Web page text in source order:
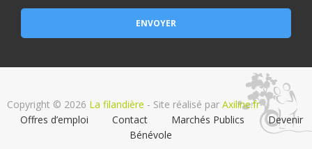
Copyright © 2026 La filandière - Site réalisé par Axiline.fr
Offres d’emploi
Contact Marchés Publics
Devenir
Bénévole